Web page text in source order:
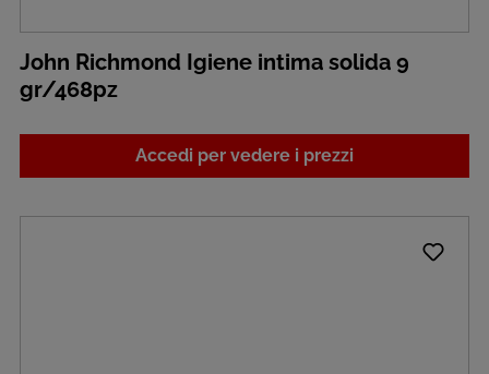
John Richmond Igiene intima solida 9
gr/468pz
Accedi per vedere i prezzi